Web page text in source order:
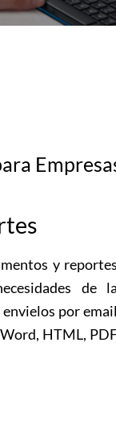
y reportes
de la
por email
HTML,